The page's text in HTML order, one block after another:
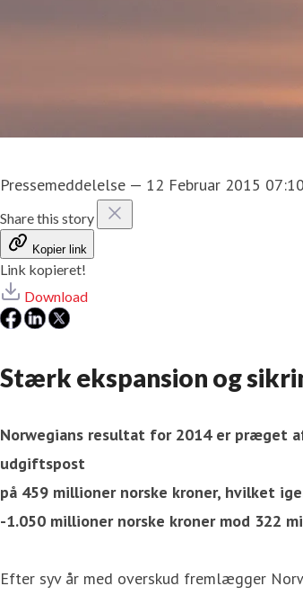
Pressemeddelelse — 12 Februar 2015 07:10
Share this story
Kopier link
Link kopieret!
Download
Stærk ekspansion og
Norwegians resultat for 2014 er præget
udgiftspost
på 459 millioner norske kroner, hvilket
-1.050 millioner norske kroner mod 322
Efter syv år med overskud fremlægger